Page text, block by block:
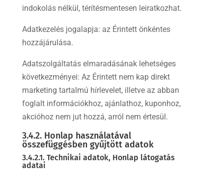
indokolás nélkül, térítésmentesen leiratkozhat.
Adatkezelés jogalapja: az Érintett önkéntes
hozzájárulása.
Adatszolgáltatás elmaradásának lehetséges
következményei: Az Érintett nem kap direkt
marketing tartalmú hírlevelet, illetve az abban
foglalt információkhoz, ajánlathoz, kuponhoz,
akcióhoz nem jut hozzá, arról nem értesül.
3.4.2. Honlap használatával
összefüggésben gyűjtött adatok
3.4.2.1. Technikai adatok, Honlap látogatás
adatai